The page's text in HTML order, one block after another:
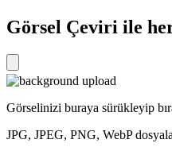
Görsel Çeviri ile
Görselinizi buraya sürükleyip
JPG, JPEG, PNG, WebP